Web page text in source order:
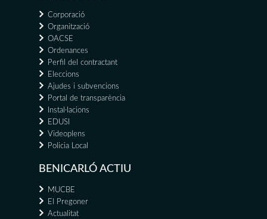
Corporació
Organització
OACSE
Ordenances
Perfil del contractant
Eleccions
Ajudes i subvencions
Portal de transparència
Instal·lacions
EDUSI
Videoplens
Policia Local
BENICARLÓ ACTIU
MUCBE
El Pregoner
Actualitat